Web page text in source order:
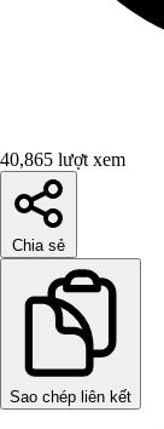
40,865 lượt xem
Chia sẻ
Sao chép liên kết